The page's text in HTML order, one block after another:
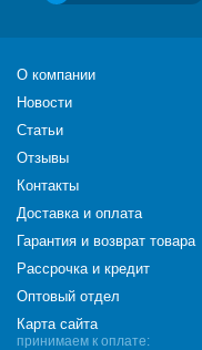
принимаем к оплате:
О компании
Новости
Статьи
Отзывы
Контакты
Доставка и оплата
Гарантия и возврат товара
Рассрочка и кредит
Оптовый отдел
Карта сайта